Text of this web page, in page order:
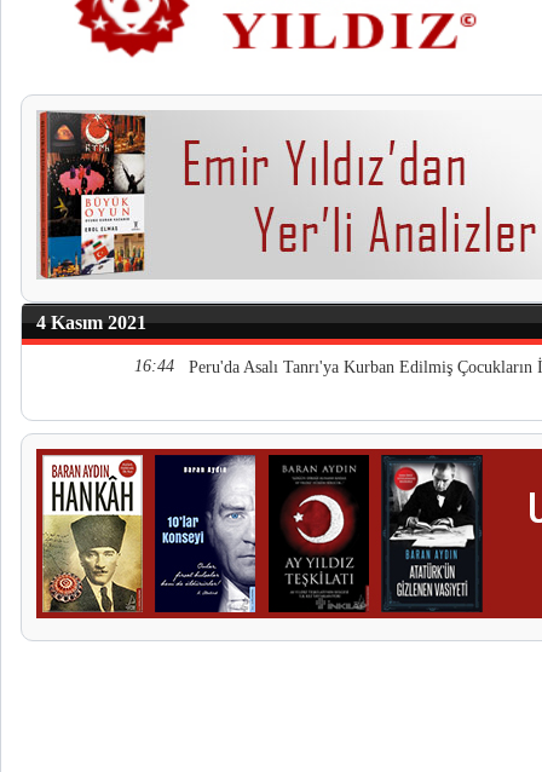
4 Kasım 2021
16:44 Peru'da Asalı Tanrı'ya Kurban Edilmiş